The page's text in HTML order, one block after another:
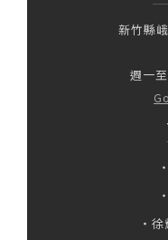
新竹縣
週一
・